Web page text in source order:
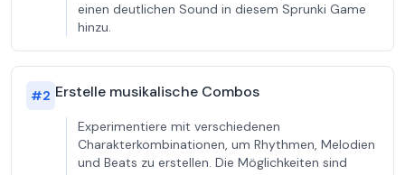
einen deutlichen Sound in diesem Sprunki Game
hinzu.
#2 Erstelle musikalische Combos
Experimentiere mit verschiedenen
Charakterkombinationen, um Rhythmen, Melodien
und Beats zu erstellen. Die Möglichkeiten sind